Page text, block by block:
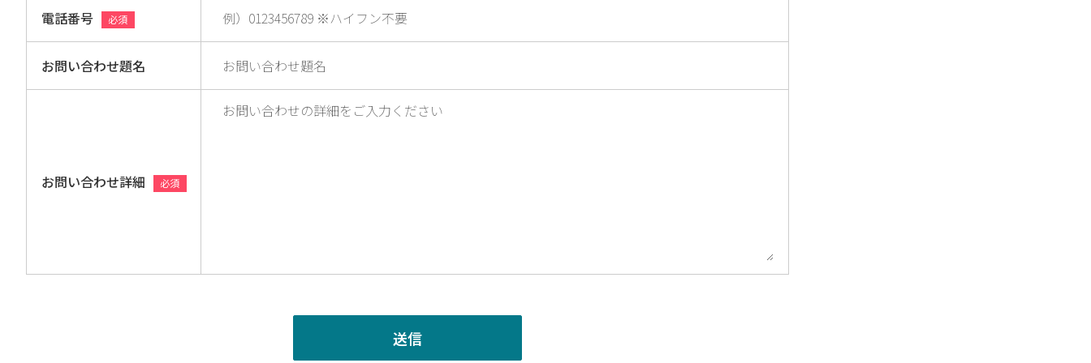
電話番号 必須
お問い合わせ題名
お問い合わせ詳細 必須